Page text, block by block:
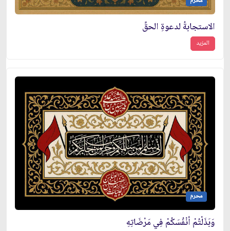
الاستجابةُ لدعوةِ الحقِّ
المزيد
محرم
وَبَذَلْتُمْ أَنْفُسَكُمْ فِي مَرْضَاتِهِ